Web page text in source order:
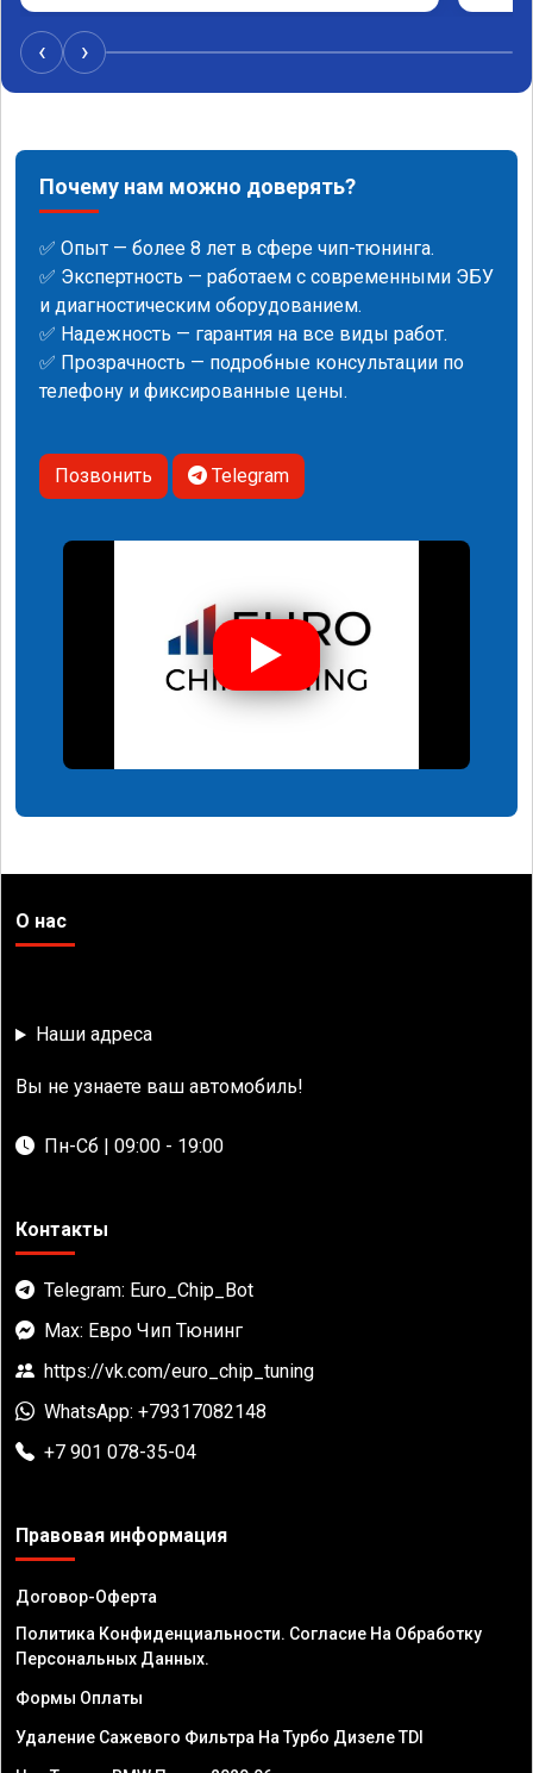
‹ ›
Почему нам можно доверять?
✅ Опыт — более 8 лет в сфере чип-тюнинга.
✅ Экспертность — работаем с современными ЭБУ
и диагностическим оборудованием.
✅ Надежность — гарантия на все виды работ.
✅ Прозрачность — подробные консультации по
телефону и фиксированные цены.
Позвонить Telegram
О нас
Наши адреса
Вы не узнаете ваш автомобиль!
Пн-Сб | 09:00 - 19:00
Контакты
Telegram: Euro_Chip_Bot
Max: Евро Чип Тюнинг
https://vk.com/euro_chip_tuning
WhatsApp: +79317082148
+7 901 078-35-04
Правовая информация
Договор-Оферта
Политика Конфиденциальности. Согласие На Обработку
Персональных Данных.
Формы Оплаты
Удаление Сажевого Фильтра На Турбо Дизеле TDI